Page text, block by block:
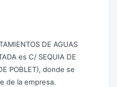
DE AGUAS
es C/ SEQUIA DE
POBLET), donde se
de la empresa.